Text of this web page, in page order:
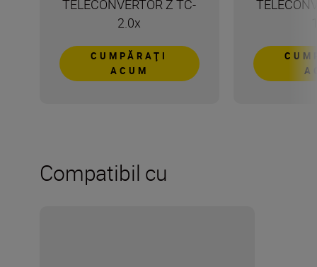
TELECONVERTOR Z TC-
2.0x
CUMPĂRAŢI
ACUM
Compatibil cu